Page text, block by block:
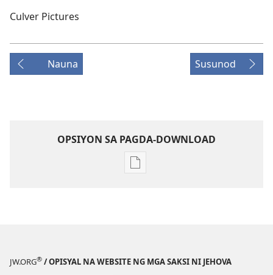
Culver Pictures
Nauna Susunod
OPSIYON SA PAGDA-DOWNLOAD
Opsiyon
MAGASIN
JW.ORG® / OPISYAL NA WEBSITE NG MGA SAKSI NI JEHOVA